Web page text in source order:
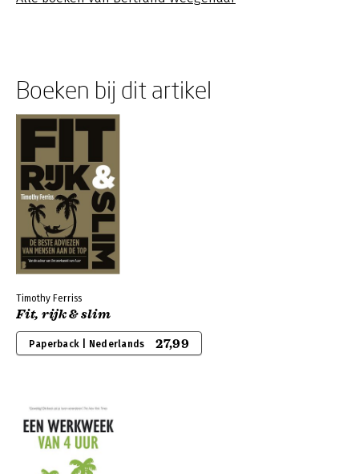
Boeken bij dit artikel
Timothy Ferriss
Fit, rijk & slim
Paperback | Nederlands 27,99